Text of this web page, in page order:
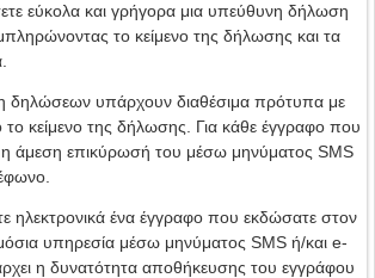
εύκολα και γρήγορα μια υπεύθυνη δήλωση
το κείμενο της δήλωσης και τα
δηλώσεων υπάρχουν διαθέσιμα πρότυπα με
κείμενο της δήλωσης. Για κάθε έγγραφο που
η άμεση επικύρωσή του μέσω μηνύματος SMS
ηλεκτρονικά ένα έγγραφο που εκδώσατε στον
υπηρεσία μέσω μηνύματος SMS ή/και e-
η δυνατότητα αποθήκευσης του εγγράφου